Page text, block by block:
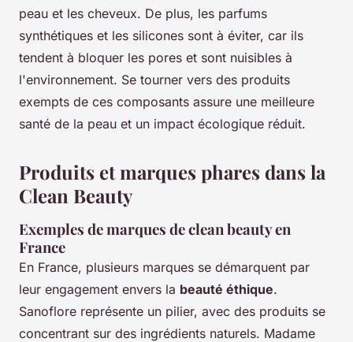
peau et les cheveux. De plus, les parfums
synthétiques et les silicones sont à éviter, car ils
tendent à bloquer les pores et sont nuisibles à
l'environnement. Se tourner vers des produits
exempts de ces composants assure une meilleure
santé de la peau et un impact écologique réduit.
Produits et marques phares dans la
Clean Beauty
Exemples de marques de clean beauty en
France
En France, plusieurs marques se démarquent par
leur engagement envers la beauté éthique.
Sanoflore représente un pilier, avec des produits se
concentrant sur des ingrédients naturels. Madame